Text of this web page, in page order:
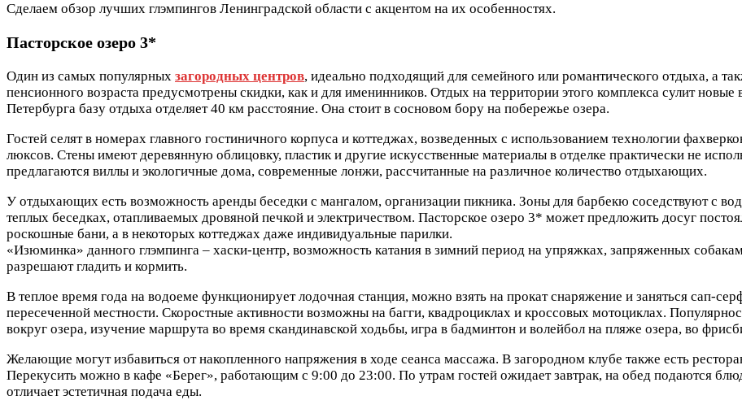
Сделаем обзор лучших глэмпингов Ленинградской области с акцентом на их особенностях.
Пасторское озеро 3*
Один из самых популярных загородных центров, идеально подходящий для семейного или романтического отдыха, а
пенсионного возраста предусмотрены скидки, как и для именинников. Отдых на территории этого комплекса сулит
Петербурга базу отдыха отделяет 40 км расстояние. Она стоит в сосновом бору на побережье озера.
Гостей селят в номерах главного гостиничного корпуса и коттеджах, возведенных с использованием технологии
люксов. Стены имеют деревянную облицовку, пластик и другие искусственные материалы в отделке практически не
предлагаются виллы и экологичные дома, современные лонжи, рассчитанные на различное количество отдыхающих.
У отдыхающих есть возможность аренды беседки с мангалом, организации пикника. Зоны для барбекю соседствуют с
теплых беседках, отапливаемых дровяной печкой и электричеством. Пасторское озеро 3* может предложить досуг
роскошные бани, а в некоторых коттеджах даже индивидуальные парилки.
«Изюминка» данного глэмпинга – хаски-центр, возможность катания в зимний период на упряжках, запряженных
разрешают гладить и кормить.
В теплое время года на водоеме функционирует лодочная станция, можно взять на прокат снаряжение и заняться сап-
пересеченной местности. Скоростные активности возможны на багги, квадроциклах и кроссовых мотоциклах.
вокруг озера, изучение маршрута во время скандинавской ходьбы, игра в бадминтон и волейбол на пляже озера, во
Желающие могут избавиться от накопленного напряжения в ходе сеанса массажа. В загородном клубе также есть
Перекусить можно в кафе «Берег», работающим с 9:00 до 23:00. По утрам гостей ожидает завтрак, на обед подаются
отличает эстетичная подача еды.